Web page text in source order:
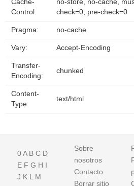
Cache-
Control:
no-store, no-cache,
check=0, pre-check=0
Pragma: no-cache
Vary: Accept-Encoding
Transfer-
Encoding:
chunked
Content-
Type:
text/html
0A B C D
E F G H I
J K L M
Sobre
nosotros
Contacto
Borrar sitio